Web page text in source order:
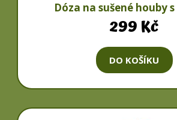
Dóza na sušené houby
299Kč
DO KOŠÍKU